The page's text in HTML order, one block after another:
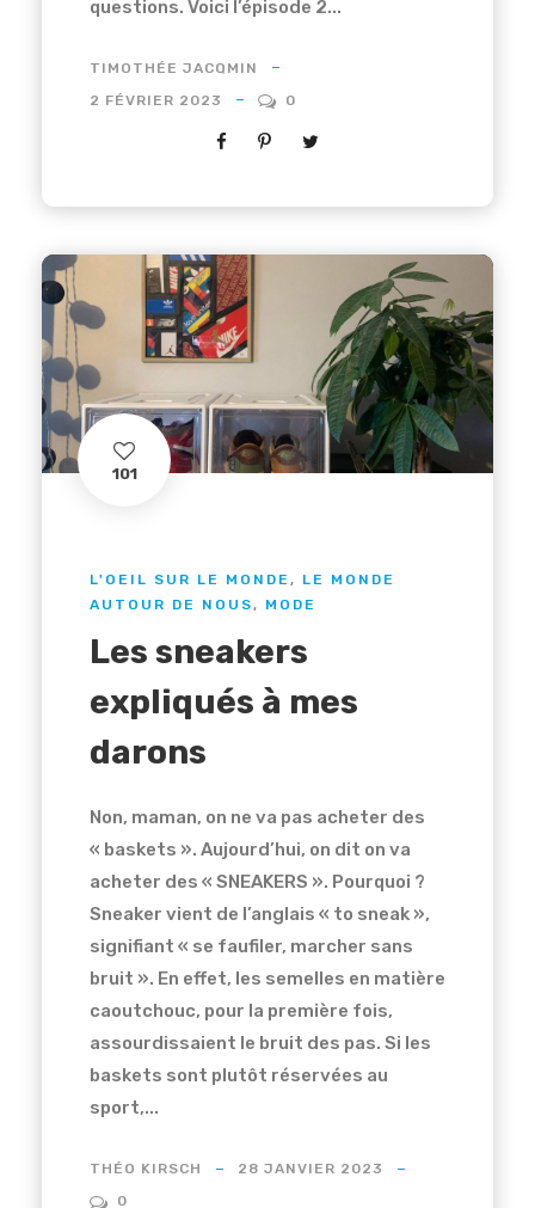
questions. Voici l’épisode 2...
TIMOTHÉE JACQMIN
2 FÉVRIER 2023
0
101
L'OEIL SUR LE MONDE , LE MONDE
AUTOUR DE NOUS, MODE
Les sneakers
expliqués à mes
darons
Non, maman, on ne va pas acheter des
« baskets ». Aujourd’hui, on dit on va
acheter des « SNEAKERS ». Pourquoi ?
Sneaker vient de l’anglais « to sneak »,
signifiant « se faufiler, marcher sans
bruit ». En effet, les semelles en matière
caoutchouc, pour la première fois,
assourdissaient le bruit des pas. Si les
baskets sont plutôt réservées au
sport,...
THÉO KIRSCH
28 JANVIER 2023
0